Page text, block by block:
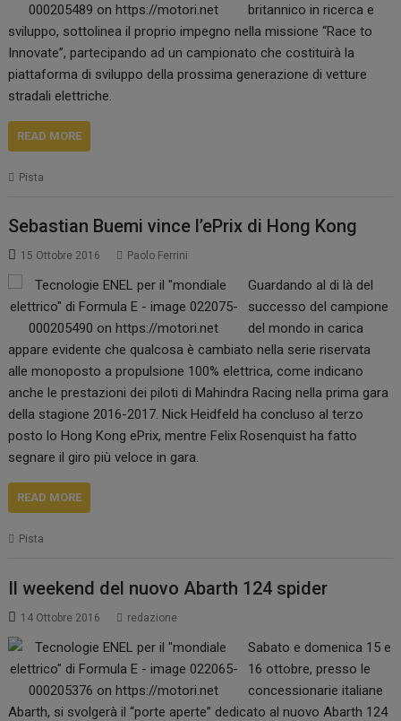
britannico in ricerca e
sviluppo, sottolinea il proprio impegno nella missione “Race to
Innovate”, partecipando ad un campionato che costituirà la
piattaforma di sviluppo della prossima generazione di vetture
stradali elettriche.
READ MORE
Pista
Sebastian Buemi vince l’ePrix di Hong Kong
15 Ottobre 2016 Paolo Ferrini
Guardando al di là del
successo del campione
del mondo in carica
appare evidente che qualcosa è cambiato nella serie riservata
alle monoposto a propulsione 100% elettrica, come indicano
anche le prestazioni dei piloti di Mahindra Racing nella prima gara
della stagione 2016-2017. Nick Heidfeld ha concluso al terzo
posto lo Hong Kong ePrix, mentre Felix Rosenquist ha fatto
segnare il giro più veloce in gara.
READ MORE
Pista
Il weekend del nuovo Abarth 124 spider
14 Ottobre 2016 redazione
Sabato e domenica 15 e
16 ottobre, presso le
concessionarie italiane
Abarth, si svolgerà il “porte aperte” dedicato al nuovo Abarth 124